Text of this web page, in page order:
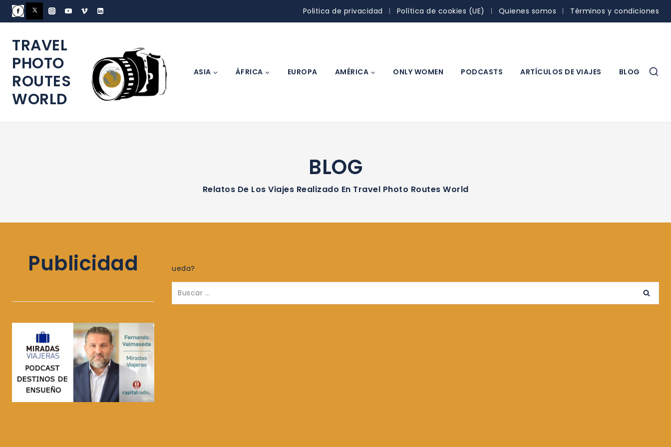
Politica de privacidad Política de cookies (UE) Quienes somos Términos y condiciones
TRAVEL
PHOTO
ROUTES
WORLD
ASIA ÁFRICA EUROPA AMÉRICA ONLY WOMEN PODCASTS ARTÍCULOS DE VIAJES BLOG
BLOG
Relatos De Los Viajes Realizado En Travel Photo Routes World
ueda?
Publicidad